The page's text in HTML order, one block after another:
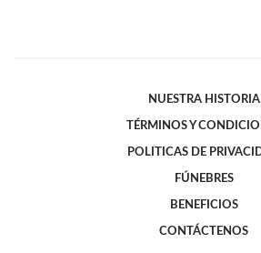
NUESTRA HISTORIA
TÉRMINOS Y
POLITICAS DE
FÚNEBRES
BENEFICIOS
CONTÁCTENOS